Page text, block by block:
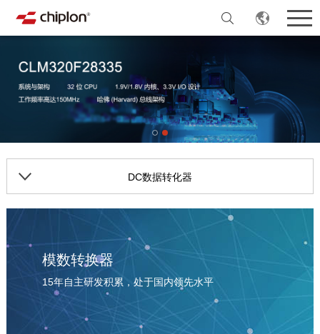
DC数据转化器
模数转换器
15年自主研发积累，处于国内领先水平